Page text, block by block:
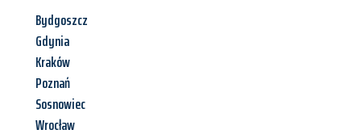
Bydgoszcz
Gdynia
Kraków
Poznań
Sosnowiec
Wrocław